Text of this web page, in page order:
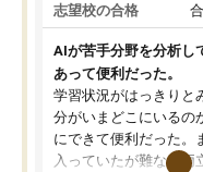
志望校の合格
AIが苦手分野を分析し
あって便利だった。
学習状況がはっきりと
分がいまどこにいるの
にできて便利だった。
入っていたが難なく両